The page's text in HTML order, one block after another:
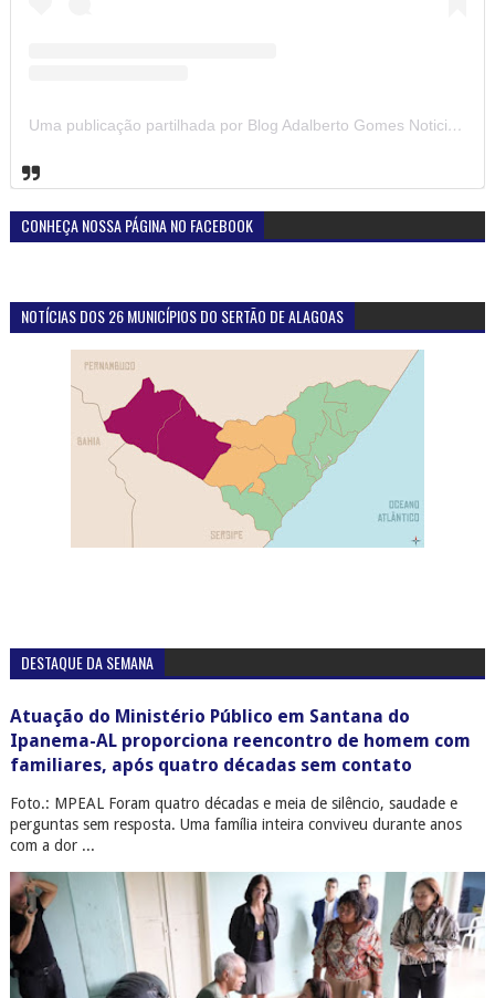
Uma publicação partilhada por Blog Adalberto Gomes Noticias (@blogadalbertogomesnoticiass)
CONHEÇA NOSSA PÁGINA NO FACEBOOK
NOTÍCIAS DOS 26 MUNICÍPIOS DO SERTÃO DE ALAGOAS
DESTAQUE DA SEMANA
Atuação do Ministério Público em Santana do
Ipanema-AL proporciona reencontro de homem com
familiares, após quatro décadas sem contato
Foto.: MPEAL Foram quatro décadas e meia de silêncio, saudade e
perguntas sem resposta. Uma família inteira conviveu durante anos
com a dor ...